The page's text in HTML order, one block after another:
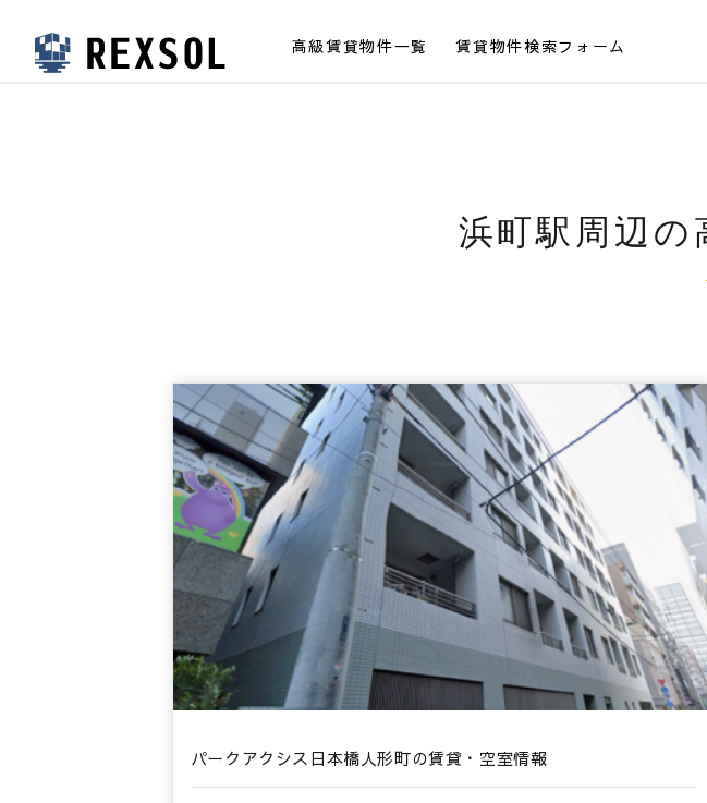
高級賃貸レクソル
高級賃貸物件一覧 賃貸物件検索フォーム
浜町駅周辺の
パークアクシス日本橋人形町の賃貸・空室情報